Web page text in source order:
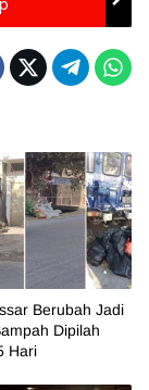
Berubah Jadi
Dipilah
Hari